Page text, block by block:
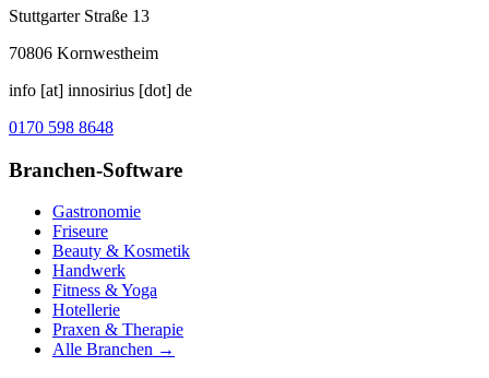
Stuttgarter Straße 13
70806 Kornwestheim
info [at] innosirius [dot] de
0170 598 8648
Branchen-Software
Gastronomie
Friseure
Beauty & Kosmetik
Handwerk
Fitness & Yoga
Hotellerie
Praxen & Therapie
Alle Branchen →